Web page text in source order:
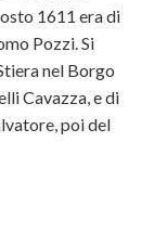
1611 era di
Pozzi. Si
nel Borgo
Cavazza, e di
poi del